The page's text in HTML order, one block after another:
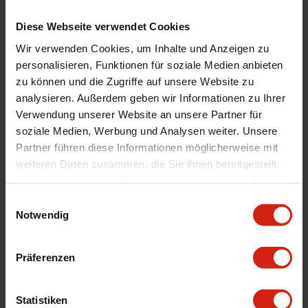
Diese Webseite verwendet Cookies
Wir verwenden Cookies, um Inhalte und Anzeigen zu
personalisieren, Funktionen für soziale Medien anbieten
zu können und die Zugriffe auf unsere Website zu
analysieren. Außerdem geben wir Informationen zu Ihrer
Verwendung unserer Website an unsere Partner für
soziale Medien, Werbung und Analysen weiter. Unsere
Partner führen diese Informationen möglicherweise mit
weiteren Daten zusammen, die Sie ihnen bereitgestellt
Notwendig
Präferenzen
Statistiken
Mounting Position
Side
Automarkenname
Seat
Automodell Name
Leon
Material
ABS Plastik
Universal
Nein
Version
V2